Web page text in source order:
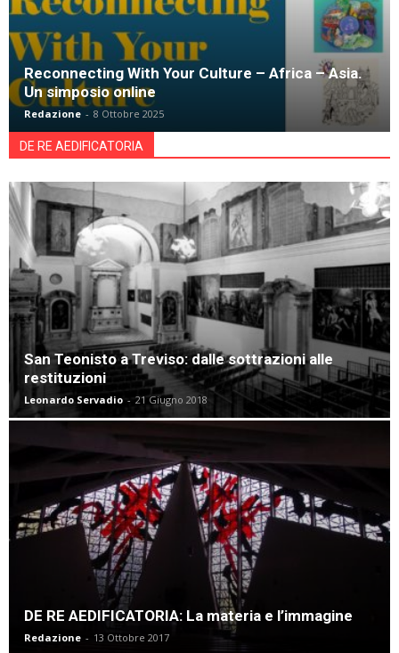
Reconnecting With Your Culture – Africa – Asia.
Un simposio online
Redazione - 8 Ottobre 2025
DE RE AEDIFICATORIA
San Teonisto a Treviso: dalle sottrazioni alle
restituzioni
Leonardo Servadio - 21 Giugno 2018
DE RE AEDIFICATORIA: La materia e l’immagine
Redazione - 13 Ottobre 2017